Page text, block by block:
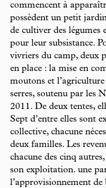
commencent à
possèdent un petit
de cultiver des légumes
pour leur subsistance.
vivriers du camp, deux
en place : la mise en
moutons et
serres, soutenu par les
2011. De deux tentes,
Sept d’entre elles sont
collective, chacune
deux familles. Les
chacune des cinq
son exploitation. une
l’approvisionnement